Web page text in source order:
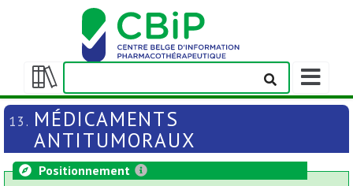
Afficher/masquer
la
table
des
matières
Afficher/
la
barre
13. MÉDICAMENTS
ANTITUMORAUX
Positionnement